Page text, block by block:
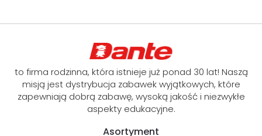
to firma rodzinna, która istnieje już ponad 30 lat! Naszą
misją jest dystrybucja zabawek wyjątkowych, które
zapewniają dobrą zabawę, wysoką jakość i niezwykłe
aspekty edukacyjne.
Asortyment